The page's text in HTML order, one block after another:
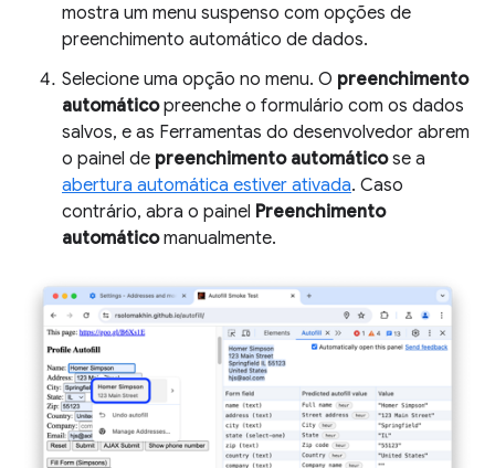
mostra um menu suspenso com opções de
preenchimento automático de dados.
Selecione uma opção no menu. O preenchimento
automáticopreenche o formulário com os dados
salvos, e as Ferramentas do desenvolvedor abrem
o painel de preenchimento automáticose a
abertura automática estiver ativada. Caso
contrário, abra o painel Preenchimento
automáticomanualmente.